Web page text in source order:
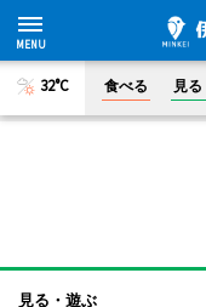
32°C 食べる 見
見る・遊ぶ